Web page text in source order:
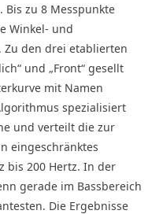
Bis zu 8 Messpunkte
Winkel- und
den drei etablierten
und „Front“ gesellt
mit Namen
spezialisiert
und verteilt die zur
eingeschränktes
bis 200 Hertz. In der
gerade im Bassbereich
Die Ergebnisse